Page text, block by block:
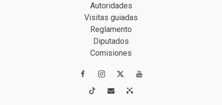
Autoridades
Visitas guiadas
Reglamento
Diputados
Comisiones
 
 